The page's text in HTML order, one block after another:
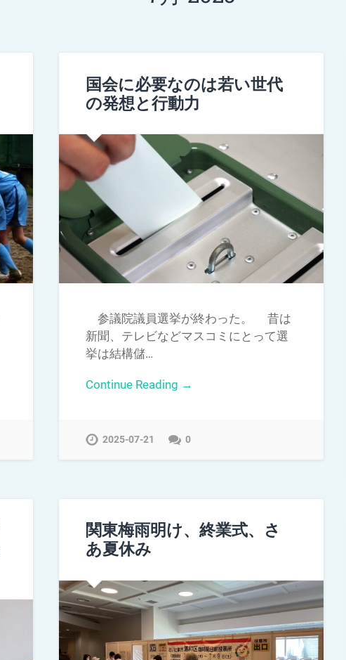
国会に必要なのは若い世代
の発想と行動力
参議院議員選挙が終わった。 昔は
新聞、テレビなどマスコミにとって選
挙は結構儲…
Continue Reading →
2025-07-21 0
関東梅雨明け、終業式、さ
あ夏休み